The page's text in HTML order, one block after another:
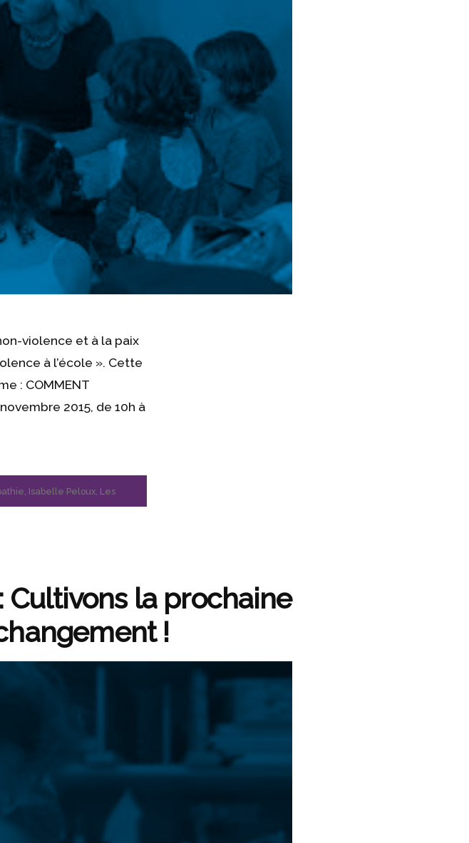
violence et à la paix
à l’école ». Cette
: COMMENT
2015, de 10h à
, Isabelle Peloux, Les
Cultivons la prochaine
!